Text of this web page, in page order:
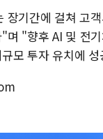
장기간에 걸쳐 고
며 "향후 AI 및 전
모 투자 유치에